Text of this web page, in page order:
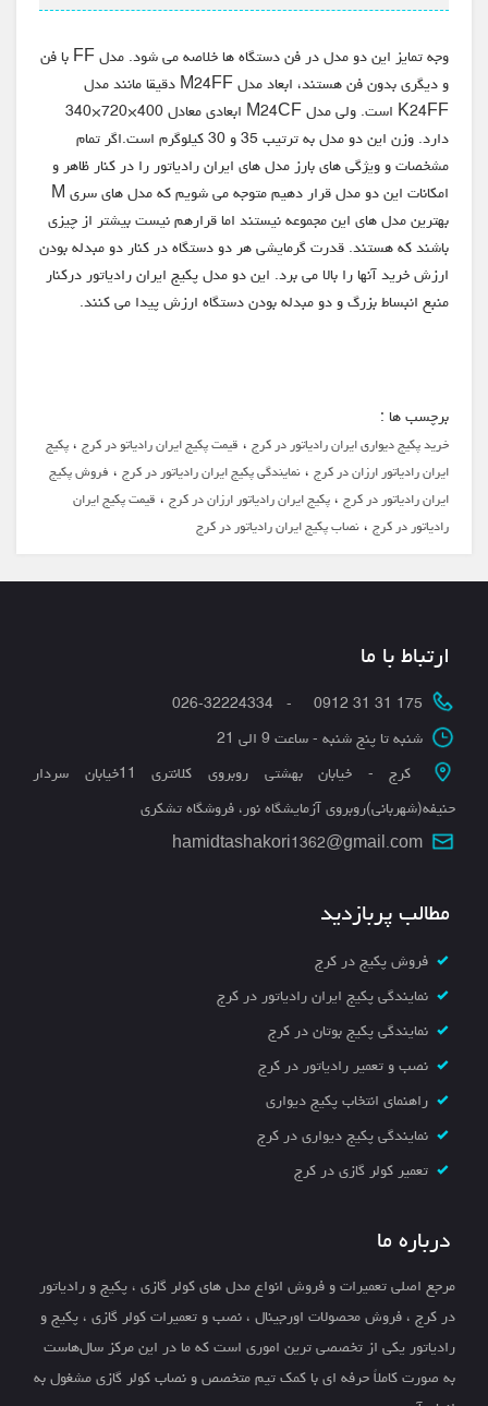
وجه تمایز این دو مدل در فن دستگاه ها خلاصه می شود. مدل FF با فن
و دیگری بدون فن هستند، ابعاد مدل M24FF دقیقا مانند مدل
K24FF است. ولی مدل M24CF ابعادی معادل 400×720×340
دارد. وزن این دو مدل به ترتیب 35 و 30 کیلوگرم است.اگر تمام
مشخصات و ویژگی های بارز مدل های ایران رادیاتور را در کنار ظاهر و
امکانات این دو مدل قرار دهیم متوجه می شویم که مدل های سری M
بهترین مدل های این مجموعه نیستند اما قرارهم نیست بیشتر از چیزی
باشند که هستند. قدرت گرمایشی هر دو دستگاه در کنار دو مبدله بودن
ارزش خرید آنها را بالا می برد. این دو مدل پکیج ایران رادیاتور درکنار
منبع انبساط بزرگ و دو مبدله بودن دستگاه ارزش پیدا می کنند.
برچسب ها :
خرید پکیج دیواری ایران رادیاتور در کرج، قیمت پکیج ایران رادیاتو در کرج،پکیج
ایران رادیاتور ارزان در کرج،نمایندگی پکیج ایران رادیاتور در کرج، فروش پکیج
ایران رادیاتور در کرج،پکیج ایران رادیاتور ارزان در کرج، قیمت پکیج ایران
رادیاتور در کرج،نصاب پکیج ایران رادیاتور در کرج
ارتباط با ما
175 31 31 0912 - 026-32224334
شنبه تا پنج شنبه - ساعت 9 الی 21
کرج - خیابان بهشتی روبروی کلانتری 11خیابان سردار
حنیفه(شهربانی)روبروی آزمایشگاه نور، فروشگاه تشکری
hamidtashakori1362@gmail.com
مطالب پربازدید
فروش پکیج در کرج
نمایندگی پکیج ایران رادیاتور در کرج
نمایندگی پکیج بوتان در کرج
نصب و تعمیر رادیاتور در کرج
راهنمای انتخاب پکیج دیواری
نمایندگی پکیج دیواری در کرج
تعمیر کولر گازی در کرج
درباره ما
مرجع اصلی تعمیرات و فروش انواع مدل های کولر گازی ، پکیج و رادیاتور
در کرج ، فروش محصولات اورجینال ، نصب و تعمیرات کولر گازی ، پکیج و
رادیاتور یکی از تخصصی ترین اموری است که ما در این مرکز سال‌هاست
به صورت کاملاً حرفه ای با کمک تیم متخصص و نصاب کولر گازی مشغول به